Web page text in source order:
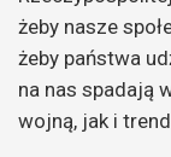
żeby nasze
żeby państwa
na nas spadają
wojną, jak i